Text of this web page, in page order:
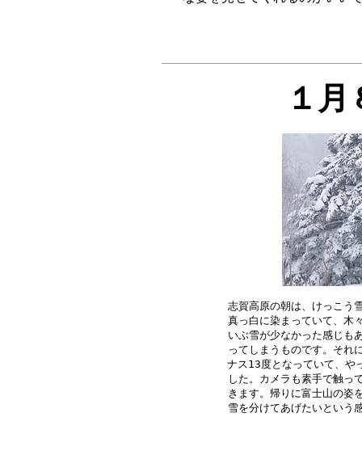
１
志賀高原の朝は、けっこう
真っ白に染まっていて、木
いぶ雪が少なかった感じも
ってしまうものです。それ
ナス13度となっていて、や
した。カメラも素手で触っ
きます。帰りに富士山の姿